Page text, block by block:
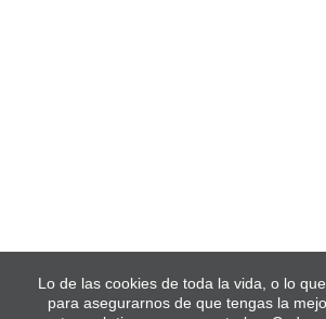
Lo de las cookies de toda la vida, o lo
para asegurarnos de que tengas la